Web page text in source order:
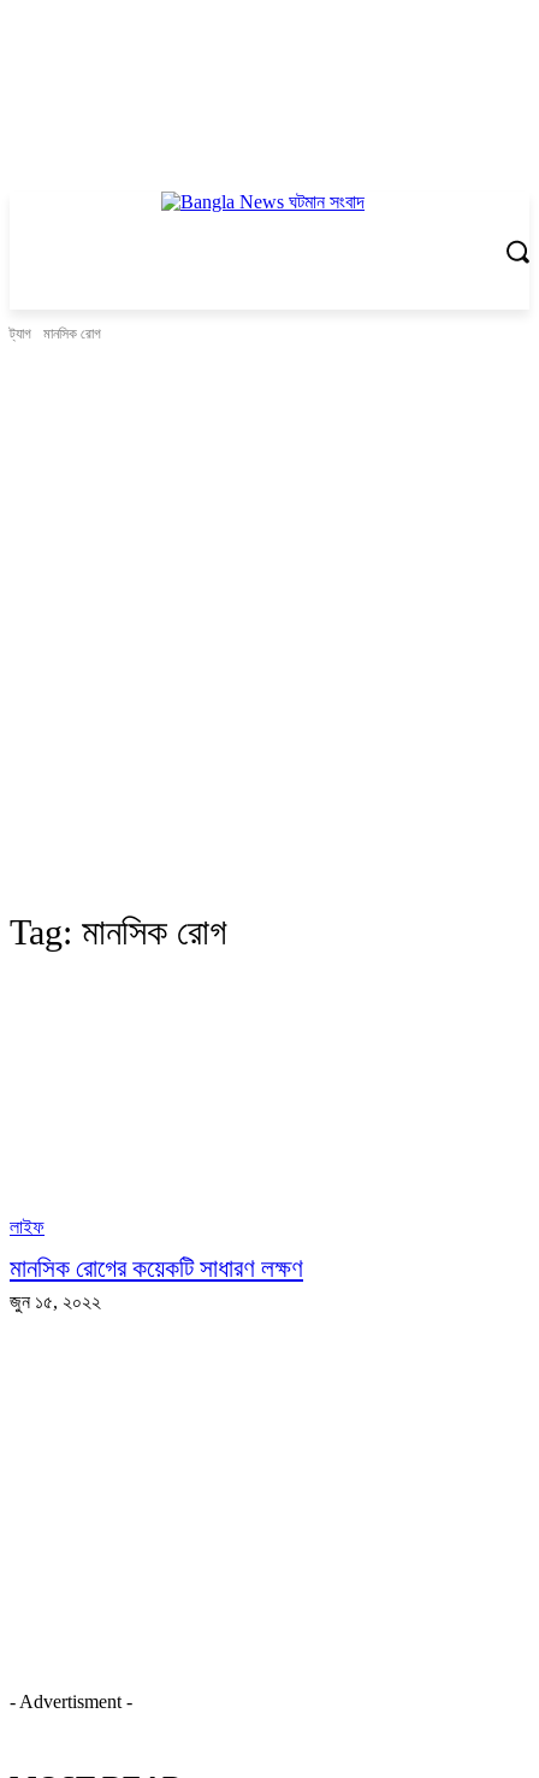
ট্যাগ মানসিক রোগ
Tag: মানসিক রোগ
লাইফ
মানসিক রোগের কয়েকটি সাধারণ লক্ষণ
জুন ১৫, ২০২২
- Advertisment -